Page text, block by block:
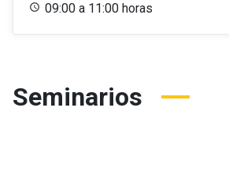
09:00 a 11:00 horas
Seminarios